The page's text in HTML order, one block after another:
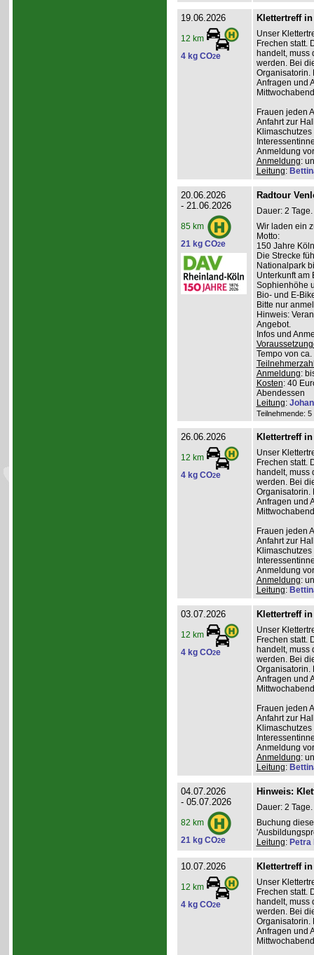
19.06.2026
12 km
4 kg CO2e
Klettertreff
Unser
Frechen statt.
handelt, muss
werden. Bei
Organisatorin.
Anfragen und
Frauen jeden
Anfahrt zur
Anmeldung
Anmeldung:
Leitung:
20.06.2026
- 21.06.2026
85 km
21 kg CO2e
Radtour
Dauer: 2 Tage.
Wir laden ein
Motto:
150 Jahre
Die Strecke
Nationalpark
Unterkunft am
Sophienhöhe
Bio- und E-
Bitte nur
Hinweis:
Angebot.
Infos und
Tempo von
Anmeldung:
Kosten: 40
Abendessen
Leitung:
Teilnehmende:
26.06.2026
12 km
4 kg CO2e
Klettertreff
Unser
Frechen statt.
handelt, muss
werden. Bei
Organisatorin.
Anfragen und
Frauen jeden
Anfahrt zur
Anmeldung
Anmeldung:
Leitung:
03.07.2026
12 km
4 kg CO2e
Klettertreff
Unser
Frechen statt.
handelt, muss
werden. Bei
Organisatorin.
Anfragen und
Frauen jeden
Anfahrt zur
Anmeldung
Anmeldung:
Leitung:
04.07.2026
- 05.07.2026
82 km
21 kg CO2e
Hinweis:
Dauer: 2 Tage.
Buchung
Leitung: Petra
10.07.2026
12 km
4 kg CO2e
Klettertreff
Unser
Frechen statt.
handelt, muss
werden. Bei
Organisatorin.
Anfragen und